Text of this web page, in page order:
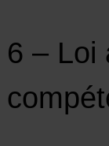
6 – Loi